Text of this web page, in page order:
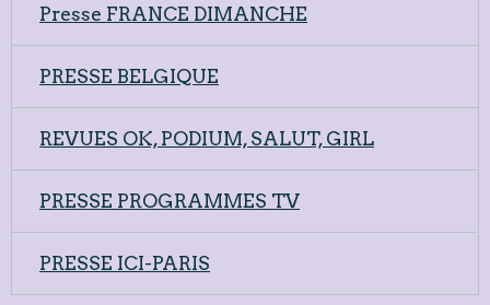
Presse FRANCE DIMANCHE
PRESSE BELGIQUE
REVUES OK, PODIUM, SALUT, GIRL
PRESSE PROGRAMMES TV
PRESSE ICI-PARIS